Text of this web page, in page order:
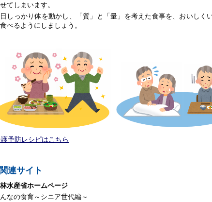
てしまいます。
しっかり体を動かし、「質」と「量」を考えた食事を、おいしく
べるようにしましょう。
予防レシピはこちら
関連サイト
水産省ホームページ
なの食育～シニア世代編～